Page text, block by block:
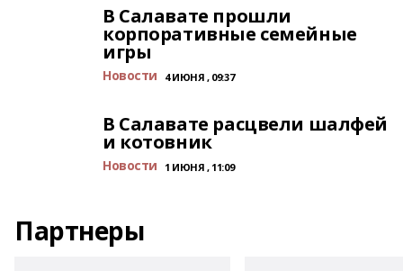
В Салавате прошли
корпоративные семейные
игры
Новости 4 ИЮНЯ , 09:37
В Салавате расцвели шалфей
и котовник
Новости 1 ИЮНЯ , 11:09
Партнеры